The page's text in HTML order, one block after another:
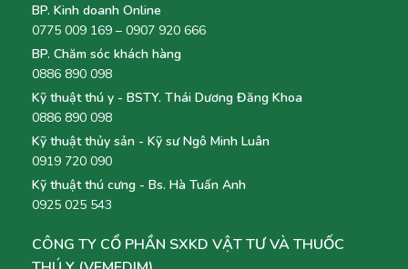
BP. Kinh doanh Online
0775 009 169 – 0907 920 666
BP. Chăm sóc khách hàng
0886 890 098
Kỹ thuật thú y - BSTY. Thái Dương Đăng Khoa
0886 890 098
Kỹ thuật thủy sản - Kỹ sư Ngô Minh Luân
0919 720 090
Kỹ thuật thú cưng - Bs. Hà Tuấn Anh
0925 025 543
CÔNG TY CỔ PHẦN SXKD VẬT TƯ VÀ THUỐC